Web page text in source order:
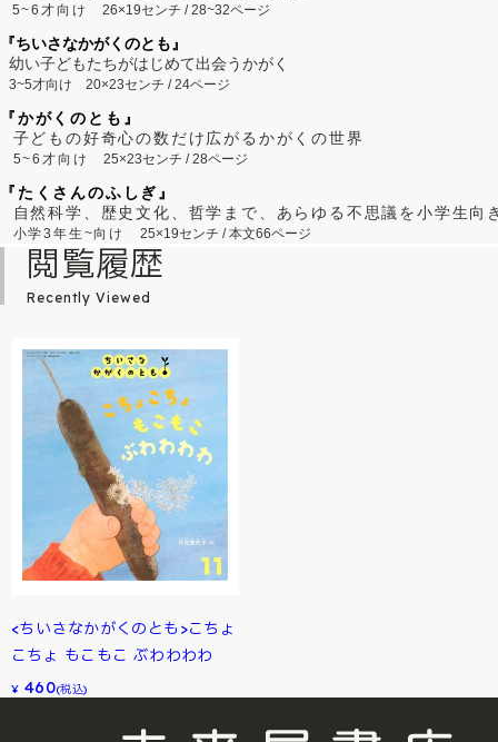
5~6才向け26×19センチ / 28~32ページ
『ちいさなかがくのとも』
幼い子どもたちがはじめて出会うかがく
3~5才向け 20×23センチ / 24ページ
『かがくのとも』
子どもの好奇心の数だけ広がるかがくの世界
5~6才向け25×23センチ / 28ページ
『たくさんのふしぎ』
自然科学、歴史文化、哲学まで、あらゆる不思議を小学生向
小学3年生~向け 25×19センチ / 本文66ページ
閲覧履歴
Recently Viewed
<ちいさなかがくのとも>こちょ
こちょ もこもこ ぶわわわわ
¥ 460(税込)